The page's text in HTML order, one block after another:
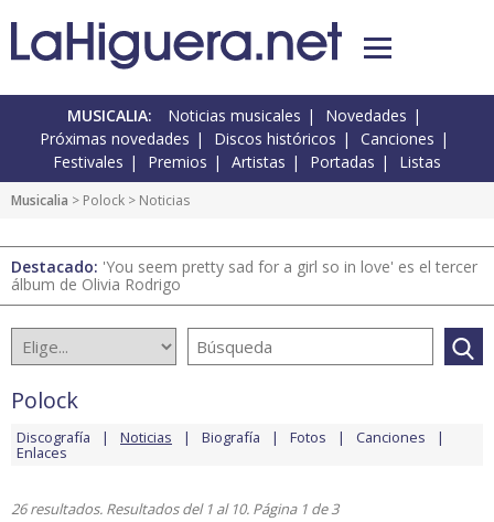
MUSICALIA: Noticias musicales
Novedades
Próximas novedades
Discos históricos
Canciones
Festivales
Premios Artistas Portadas Listas
Musicalia > Polock > Noticias
Destacado: 'You seem pretty sad for a girl so in love' es el tercer
álbum de Olivia Rodrigo
Polock
Discografía Noticias Biografía Fotos Canciones
Enlaces
26 resultados. Resultados del 1 al 10. Página 1 de 3